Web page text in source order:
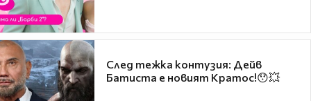
След тежка контузия: Дейв
Батиста е новият Кратос!😯💥